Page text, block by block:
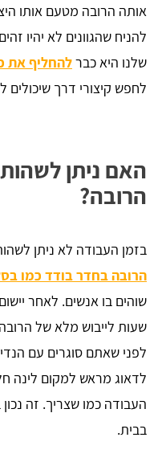
אותה הרובה מטעם אותו
להניח שהגוונים לא יהיו
שלנו היא כברלהחליף את
לחפש קיצורי דרך שיכולים
האם ניתן
הרובה?
בזמן העבודה לא ניתן
הרובה בחדר בודד כמו
שעות לייבוש מלא של
לפני שאתם סוגרים עם
לדאוג מראש למקום לינה
העבודה כמו שצריך. זה
בבית.